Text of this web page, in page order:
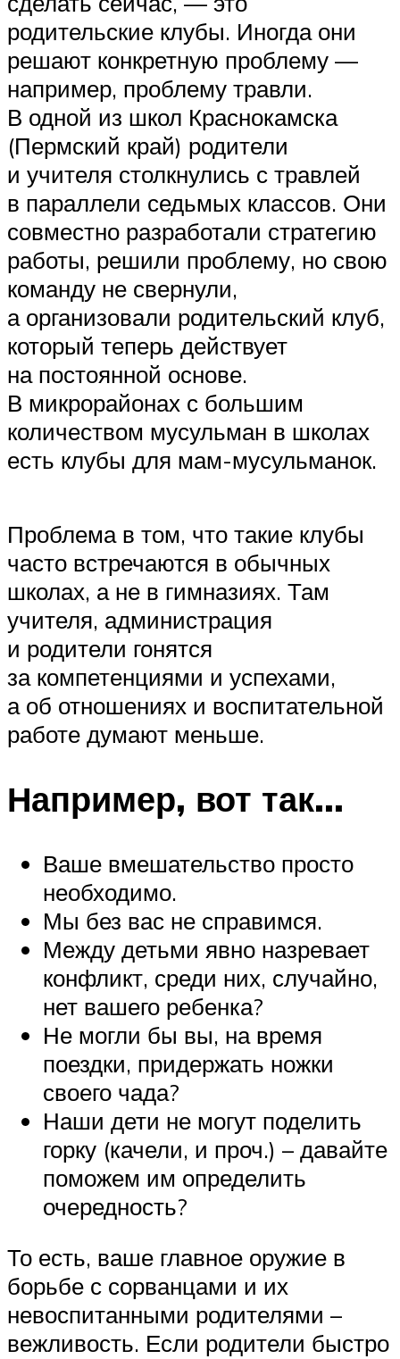
родительские клубы. Иногда они
решают конкретную проблему —
например, проблему травли.
В одной из школ Краснокамска
(Пермский край) родители
и учителя столкнулись с травлей
в параллели седьмых классов. Они
совместно разработали стратегию
работы, решили проблему, но свою
команду не свернули,
а организовали родительский клуб,
который теперь действует
на постоянной основе.
В микрорайонах с большим
количеством мусульман в школах
есть клубы для мам-мусульманок.
Проблема в том, что такие клубы
часто встречаются в обычных
школах, а не в гимназиях. Там
учителя, администрация
и родители гонятся
за компетенциями и успехами,
а об отношениях и воспитательной
работе думают меньше.
Например, вот так…
Ваше вмешательство просто
необходимо.
Мы без вас не справимся.
Между детьми явно назревает
конфликт, среди них, случайно,
нет вашего ребенка?
Не могли бы вы, на время
поездки, придержать ножки
своего чада?
Наши дети не могут поделить
горку (качели, и проч.) – давайте
поможем им определить
очередность?
То есть, ваше главное оружие в
борьбе с сорванцами и их
невоспитанными родителями –
вежливость. Если родители быстро